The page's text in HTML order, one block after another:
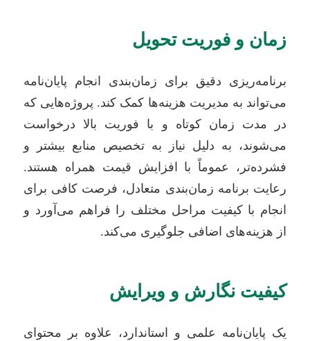
زمان و فوریت تحویل
برنامه‌ریزی دقیق برای زمان‌بندی انجام پایان‌نامه
می‌تواند به مدیریت هزینه‌ها کمک کند. پروژه‌هایی که
در مدت زمان کوتاه و با فوریت بالا درخواست
می‌شوند، به دلیل نیاز به تخصیص منابع بیشتر و
فشرده‌تر، عموماً با افزایش قیمت همراه هستند.
رعایت برنامه زمان‌بندی متعادل، فرصت کافی برای
انجام با کیفیت مراحل مختلف را فراهم می‌آورد و
از هزینه‌های اضافی جلوگیری می‌کند.
کیفیت نگارش و ویرایش
یک پایان‌نامه علمی و استاندارد، علاوه بر محتوای